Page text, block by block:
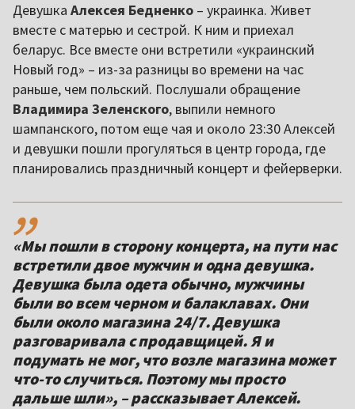
Девушка Алексея Бедненко – украинка. Живет
вместе с матерью и сестрой. К ним и приехал
беларус. Все вместе они встретили «украинский
Новый год» – из-за разницы во времени на час
раньше, чем польский. Послушали обращение
Владимира Зеленского, выпили немного
шампанского, потом еще чая и около 23:30 Алексей
и девушки пошли прогуляться в центр города, где
планировались праздничный концерт и фейерверки.
,,
«Мы пошли в сторону концерта, на пути нас
встретили двое мужчин и одна девушка.
Девушка была одета обычно, мужчины
были во всем черном и балаклавах. Они
были около магазина 24/7. Девушка
разговаривала с продавщицей. Я и
подумать не мог, что возле магазина может
что-то случиться. Поэтому мы просто
дальше шли», – рассказывает Алексей.